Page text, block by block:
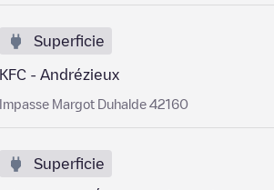
Superficie
KFC - Andrézieux
Impasse Margot Duhalde 42160
Superficie